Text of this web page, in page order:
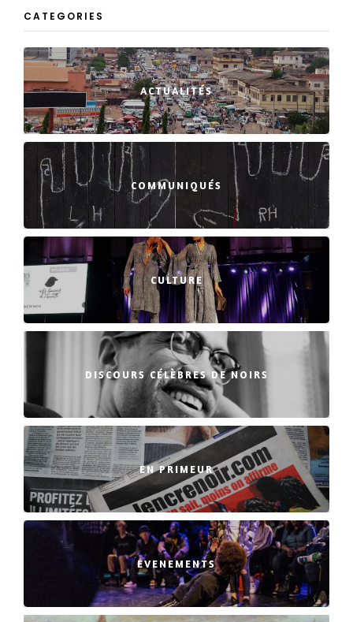
CATEGORIES
ACTUALITÉS
COMMUNIQUÉS
CULTURE
DISCOURS CÉLÈBRES DE NOIRS
EN PRIMEUR
EVENEMENTS